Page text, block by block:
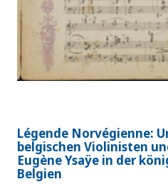
Légende Norvégienne:
belgischen Violinisten
Eugène Ysaÿe in der
Belgien